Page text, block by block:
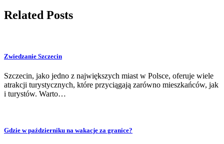
Related Posts
Zwiedzanie Szczecin
Szczecin, jako jedno z największych miast w Polsce, oferuje wiele
atrakcji turystycznych, które przyciągają zarówno mieszkańców, jak
i turystów. Warto…
Gdzie w październiku na wakacje za granice?